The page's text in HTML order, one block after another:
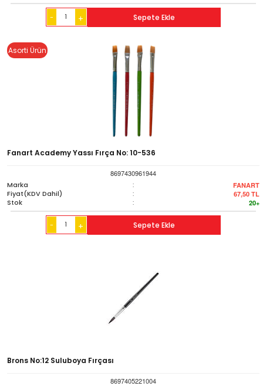
- + Sepete Ekle
Asorti Ürün
Fanart Academy Yassı Fırça No: 10-536
8697430961944
Marka
: FANART
Fiyat(KDV Dahil) : 67,50 TL
Stok : 20+
- + Sepete Ekle
Brons No:12 Suluboya Fırçası
8697405221004